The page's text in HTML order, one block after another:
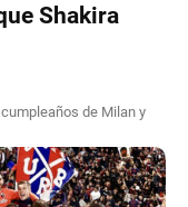
Shakira
de Milan y